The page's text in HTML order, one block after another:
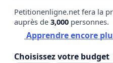
conséquent aucun
règlement #437 en ce sens;
Nous, citoyens et
Saint-Cyrille-de-
Petitionenligne.net fera la
auprès de 3,000 personnes.
Apprendre encore
Choisissez votre budget